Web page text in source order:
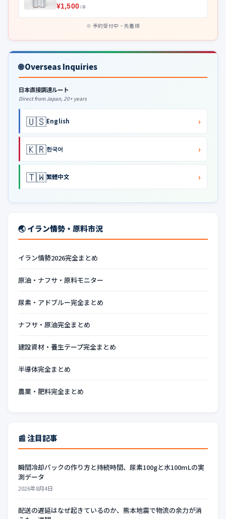
¥1,500 /本
予約受付中・先着順
🌐 Overseas Inquiries
日本直接調達ルート
Direct from Japan, 20+ years
🇺🇸English ›
🇰🇷한국어 ›
🇹🇼繁體中文 ›
🌏 イラン情勢・原料市況
イラン情勢2026完全まとめ
原油・ナフサ・原料モニター
尿素・アドブルー完全まとめ
ナフサ・原油完全まとめ
建設資材・養生テープ完全まとめ
半導体完全まとめ
農業・肥料完全まとめ
📰 注目記事
瞬間冷却パックの作り方と持続時間、尿素100gと水100mLの実
測データ
2026年8月4日
配送の遅延はなぜ起きているのか、熊本地震で物流の余力が消